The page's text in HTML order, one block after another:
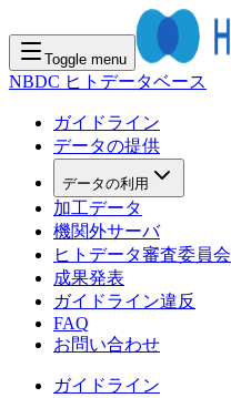
Toggle menu
NBDC ヒトデータベース
ガイドライン
データの提供
データの利用
加工データ
機関外サーバ
ヒトデータ審査委員会
成果発表
ガイドライン違反
FAQ
お問い合わせ
ガイドライン